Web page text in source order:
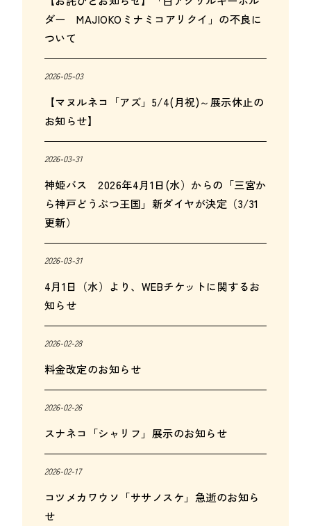
ダー MAJIOKOミナミコアリクイ」の不良に
ついて
2026-05-03
【マヌルネコ「アズ」5/4(月祝)～展示休止の
お知らせ】
2026-03-31
神姫バス 2026年4月1日(水）からの「三宮か
ら神戸どうぶつ王国」新ダイヤが決定（3/31
更新）
2026-03-31
4月1日（水）より、WEBチケットに関するお
知らせ
2026-02-28
料金改定のお知らせ
2026-02-26
スナネコ「シャリフ」展示のお知らせ
2026-02-17
コツメカワウソ「ササノスケ」急逝のお知ら
せ